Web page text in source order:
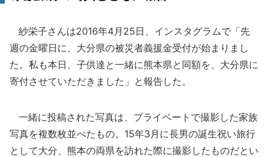
紗栄子さんは2016年4月25日、インスタグラムで「先
週の金曜日に、大分県の被災者義援金受付が始まりまし
た。私も本日、子供達と一緒に熊本県と同額を、大分県に
寄付させていただきました」と報告した。
一緒に投稿された写真は、プライベートで撮影した家族
写真を複数枚並べたもの。15年3月に長男の誕生祝い旅行
として大分、熊本の両県を訪れた際に撮影したものだとい